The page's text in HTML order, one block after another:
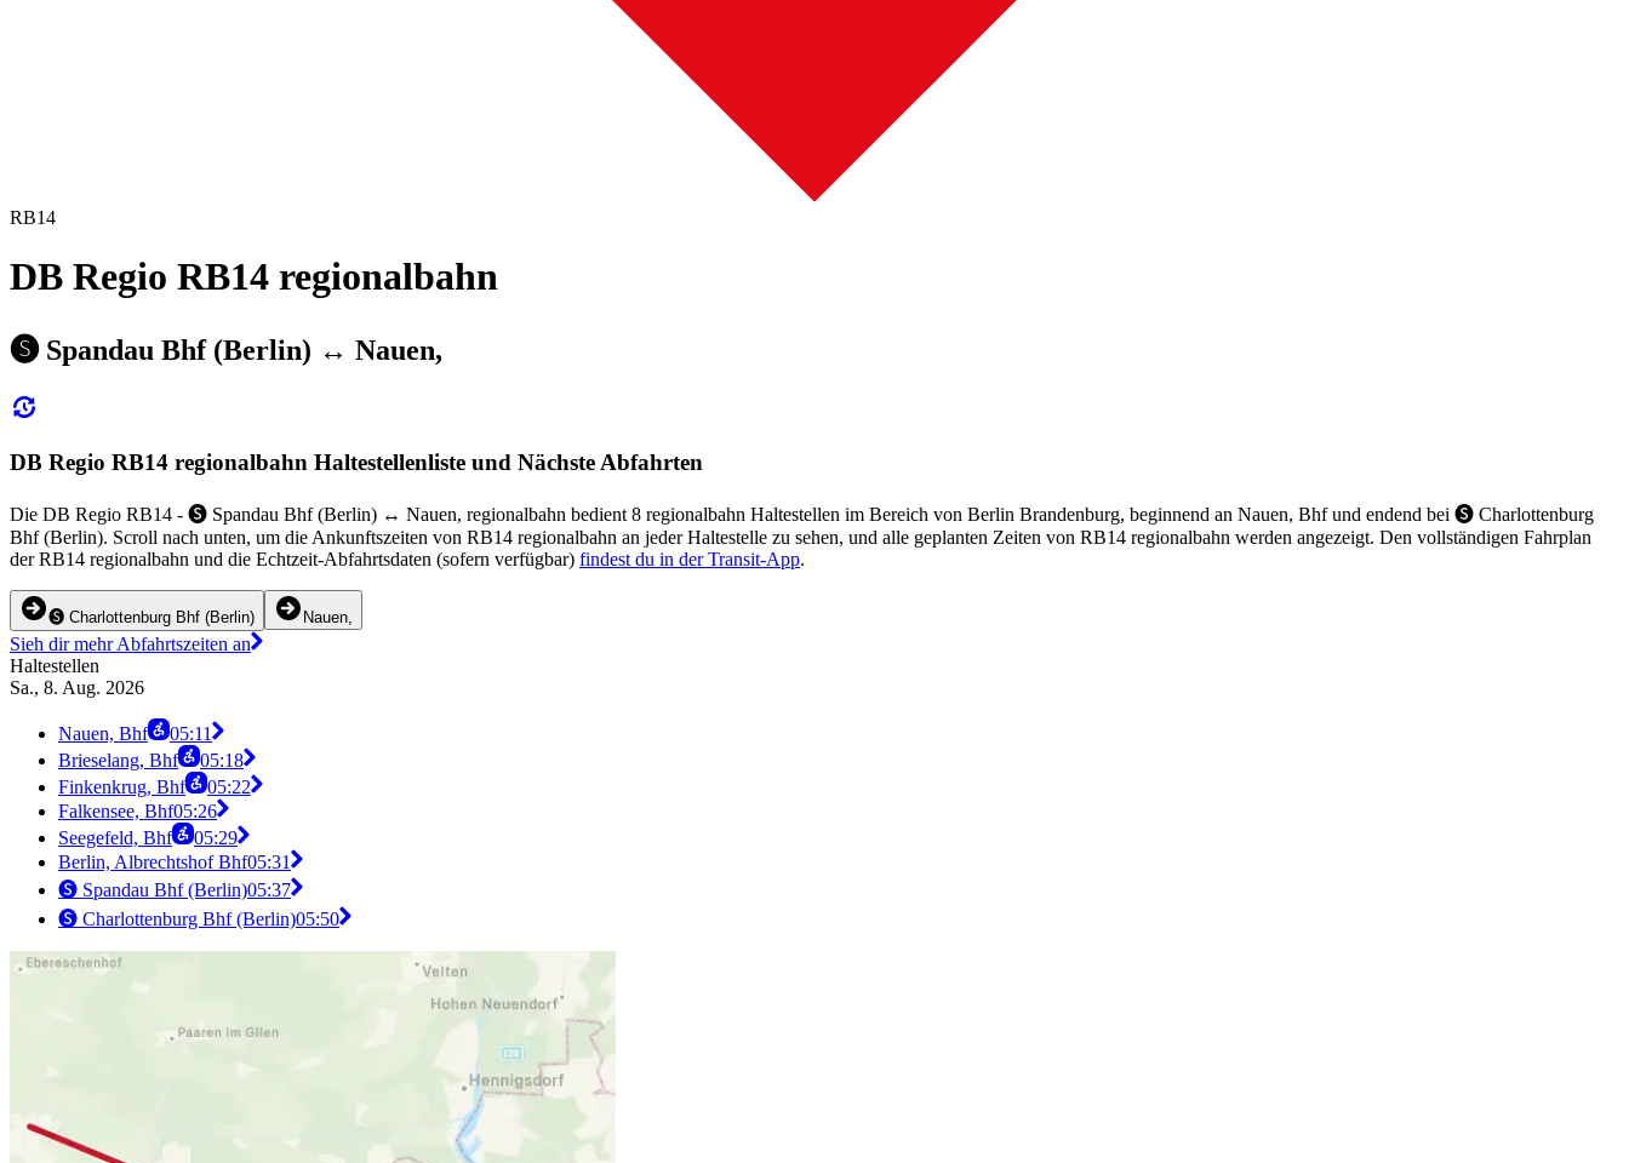
RB14
DB Regio RB14 regionalbahn
🅢 Spandau Bhf (Berlin) ↔︎ Nauen,
DB Regio RB14 regionalbahn Haltestellenliste und Nächste Abfahrten
Die DB Regio RB14 - 🅢 Spandau Bhf (Berlin) ↔︎ Nauen, regionalbahn bedient 8 regionalbahn Haltestellen im Bereich von Berlin Brandenburg, beginnend an Nauen, Bhf und endend bei 🅢 Charlottenburg
Bhf (Berlin). Scroll nach unten, um die Ankunftszeiten von RB14 regionalbahn an jeder Haltestelle zu sehen, und alle geplanten Zeiten von RB14 regionalbahn werden angezeigt. Den vollständigen Fahrplan
der RB14 regionalbahn und die Echtzeit-Abfahrtsdaten (sofern verfügbar) findest du in der Transit-App.
🅢 Charlottenburg Bhf (Berlin) Nauen,
Sieh dir mehr Abfahrtszeiten an
Haltestellen
Sa., 8. Aug. 2026
Nauen, Bhf
05:11
Brieselang, Bhf
05:18
Finkenkrug, Bhf
05:22
Falkensee, Bhf05:26
Seegefeld, Bhf
05:29
Berlin, Albrechtshof Bhf05:31
🅢 Spandau Bhf (Berlin)05:37
🅢 Charlottenburg Bhf (Berlin)05:50